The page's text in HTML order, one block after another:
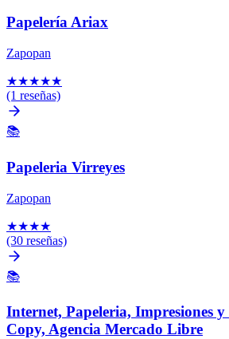
Papelería Ariax
Zapopan
★★★★★
(1 reseñas)
📚
Papeleria Virreyes
Zapopan
★★★★
(30 reseñas)
📚
Internet, Papeleria, Impresiones
Copy, Agencia Mercado Libre